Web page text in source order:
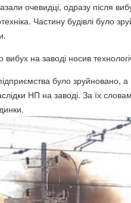
очевидці, одразу після
Частину будівлі було
на заводі носив
було зруйновано,
НП на заводі. За їх